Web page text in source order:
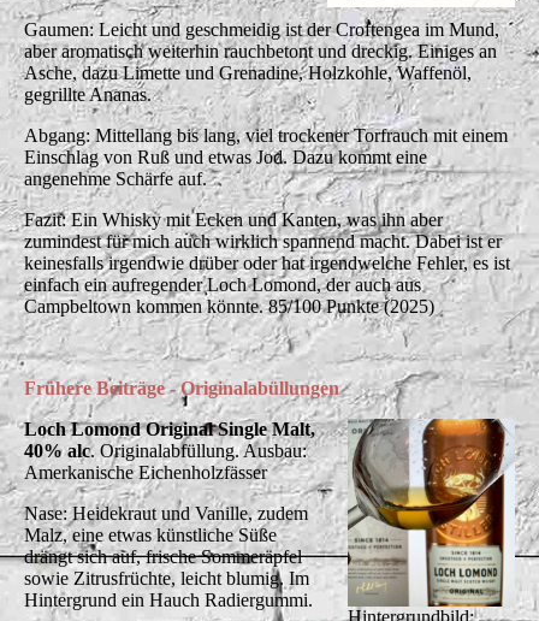
Gaumen: Leicht und geschmeidig ist der Croftengea im Mund,
aber aromatisch weiterhin rauchbetont und dreckig. Einiges an
Asche, dazu Limette und Grenadine, Holzkohle, Waffenöl,
gegrillte Ananas.
Abgang: Mittellang bis lang, viel trockener Torfrauch mit einem
Einschlag von Ruß und etwas Jod. Dazu kommt eine
angenehme Schärfe auf.
Fazit: Ein Whisky mit Ecken und Kanten, was ihn aber
zumindest für mich auch wirklich spannend macht. Dabei ist er
keinesfalls irgendwie drüber oder hat irgendwelche Fehler, es ist
einfach ein aufregender Loch Lomond, der auch aus
Campbeltown kommen könnte. 85/100 Punkte (2025)
Frühere Beiträge - Originalabüllungen
Loch Lomond Original Single Malt,
40% alc. Originalabfüllung. Ausbau:
Amerkanische Eichenholzfässer
Nase: Heidekraut und Vanille, zudem
Malz, eine etwas künstliche Süße
drängt sich auf, frische Sommeräpfel
sowie Zitrusfrüchte, leicht blumig. Im
Hintergrund ein Hauch Radiergummi.